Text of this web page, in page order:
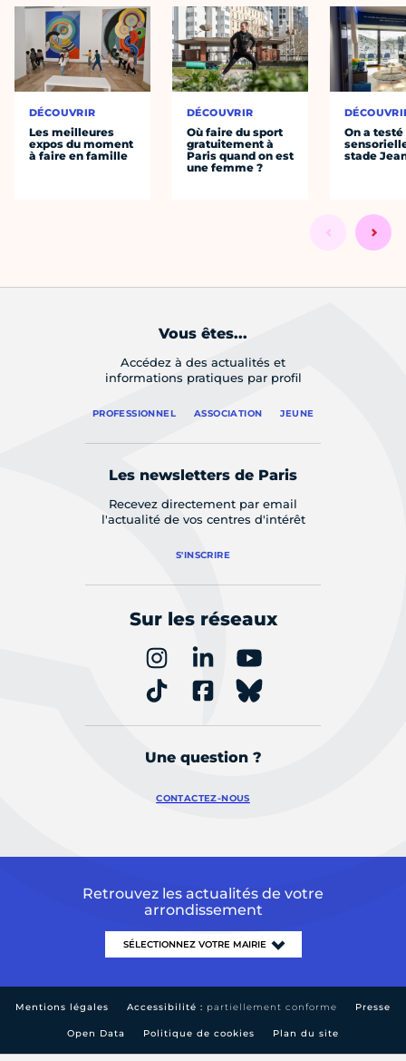
DÉCOUVRIR
Les meilleures
expos du moment
à faire en famille
DÉCOUVRIR
Où faire du sport
gratuitement à
Paris quand on est
une femme ?
On a
stade
Vous êtes...
Accédez à des actualités et
informations pratiques par profil
PROFESSIONNEL ASSOCIATION JEUNE
Les newsletters de Paris
Recevez directement par email
l'actualité de vos centres d'intérêt
S'INSCRIRE
Sur les réseaux
Une question ?
CONTACTEZ-NOUS
Retrouvez les actualités de votre
arrondissement
Mentions légales Accessibilité : partiellement conforme Presse
Open Data Politique de cookies Plan du site